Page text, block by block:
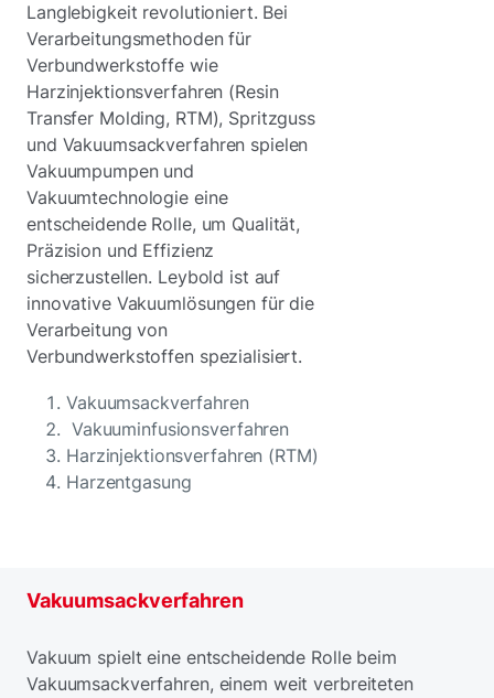
Langlebigkeit revolutioniert. Bei
Verarbeitungsmethoden für
Verbundwerkstoffe wie
Harzinjektionsverfahren (Resin
Transfer Molding, RTM), Spritzguss
und Vakuumsackverfahren spielen
Vakuumpumpen und
Vakuumtechnologie eine
entscheidende Rolle, um Qualität,
Präzision und Effizienz
sicherzustellen. Leybold ist auf
innovative Vakuumlösungen für die
Verarbeitung von
Verbundwerkstoffen spezialisiert.
Vakuumsackverfahren
Vakuuminfusionsverfahren
Harzinjektionsverfahren (RTM)
Harzentgasung
Vakuumsackverfahren
Vakuum spielt eine entscheidende Rolle beim
Vakuumsackverfahren, einem weit verbreiteten